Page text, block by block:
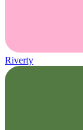
Riverty